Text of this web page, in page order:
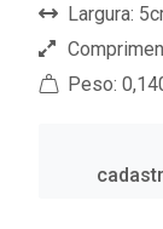
Largura:
Peso: